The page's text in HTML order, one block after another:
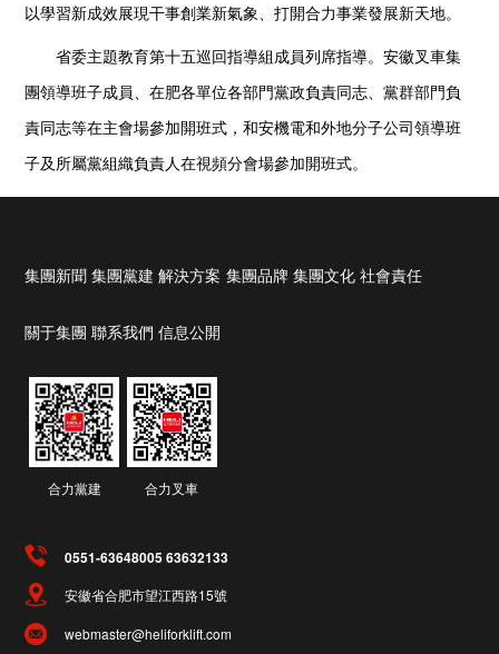
以學習新成效展現干事創業新氣象、打開合力事業發展新天地。
省委主題教育第十五巡回指導組成員列席指導。安徽叉車集
團領導班子成員、在肥各單位各部門黨政負責同志、黨群部門負
責同志等在主會場參加開班式，和安機電和外地分子公司領導班
子及所屬黨組織負責人在視頻分會場參加開班式。
集團新聞 集團黨建 解決方案 集團品牌 集團文化 社會責任
關于集團 聯系我們 信息公開
合力黨建 合力叉車
0551-63648005 63632133
安徽省合肥市望江西路15號
webmaster@heliforklift.com